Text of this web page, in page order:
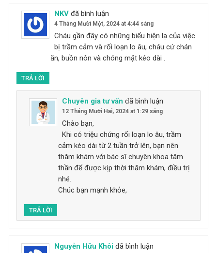
NKV đã bình luận
4 Tháng Mười Một, 2024 at 4:44 sáng
Cháu gần đây có những biểu hiện lạ của việc
bị trầm cảm và rối loạn lo âu, cháu cứ chán
ăn, buồn nôn và chóng mặt kéo dài .
TRẢ LỜI
Chuyên gia tư vấn đã bình luận
12 Tháng Mười Hai, 2024 at 1:29 sáng
Chào bạn,
Khi có triệu chứng rối loạn lo âu, trầm
cảm kéo dài từ 2 tuần trở lên, bạn nên
thăm khám với bác sĩ chuyên khoa tâm
thần để được kịp thời thăm khám, điều trị
nhé.
Chúc bạn mạnh khỏe,
TRẢ LỜI
Nguyễn Hữu Khôi đã bình luận